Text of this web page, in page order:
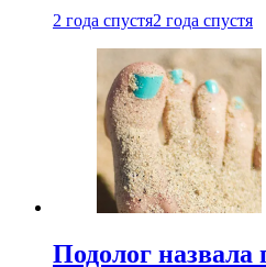
2 года спустя2 года спустя
Подолог